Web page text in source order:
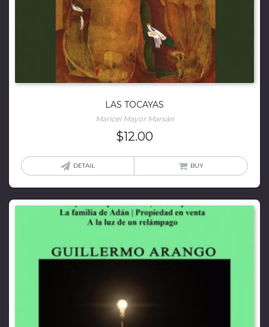
LAS TOCAYAS
Maricel Mayor Marsán
$12.00
DETAIL BUY